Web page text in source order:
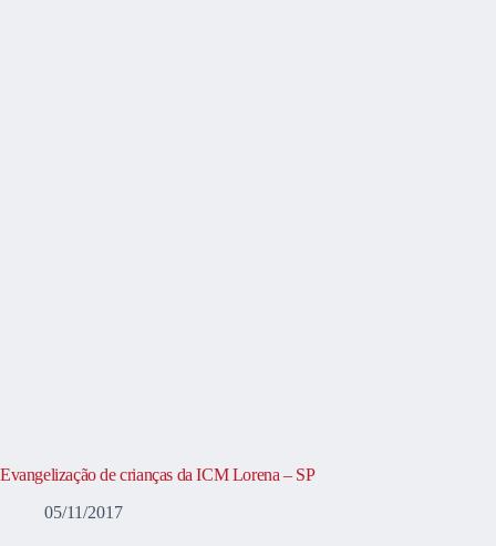
Evangelização de crianças da ICM Lorena – SP
05/11/2017